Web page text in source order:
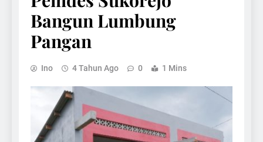
Bangun Lumbung
Pangan
Ino 4 Tahun Ago 0 1 Mins